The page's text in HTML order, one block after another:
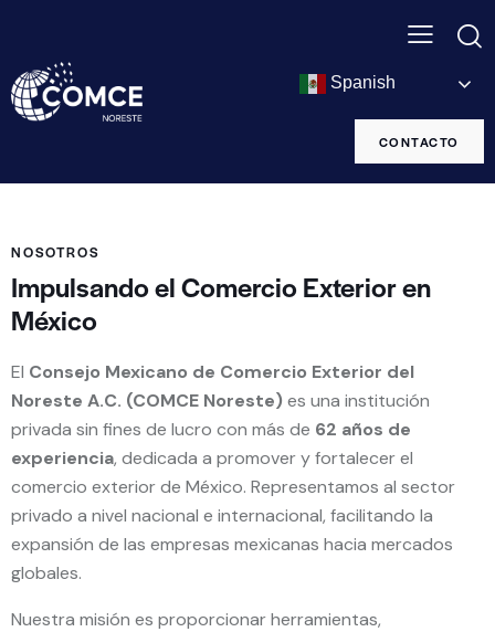
Spanish
CONTACTO
NOSOTROS
Impulsando el Comercio Exterior en
México
El Consejo Mexicano de Comercio Exterior del
Noreste A.C. (COMCE Noreste)es una institución
privada sin fines de lucro con más de 62 años de
experiencia, dedicada a promover y fortalecer el
comercio exterior de México. Representamos al sector
privado a nivel nacional e internacional, facilitando la
expansión de las empresas mexicanas hacia mercados
globales.
Nuestra misión es proporcionar herramientas,